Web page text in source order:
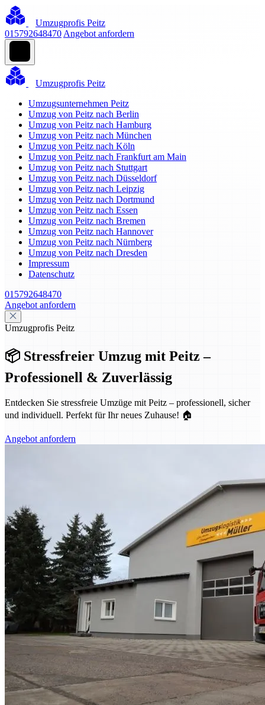
Umzugprofis Peitz
015792648470 Angebot anfordern
Umzugprofis Peitz
Umzugsunternehmen Peitz
Umzug von Peitz nach Berlin
Umzug von Peitz nach Hamburg
Umzug von Peitz nach München
Umzug von Peitz nach Köln
Umzug von Peitz nach Frankfurt am Main
Umzug von Peitz nach Stuttgart
Umzug von Peitz nach Düsseldorf
Umzug von Peitz nach Leipzig
Umzug von Peitz nach Dortmund
Umzug von Peitz nach Essen
Umzug von Peitz nach Bremen
Umzug von Peitz nach Hannover
Umzug von Peitz nach Nürnberg
Umzug von Peitz nach Dresden
Impressum
Datenschutz
015792648470
Angebot anfordern
Umzugprofis Peitz
📦 Stressfreier Umzug mit Peitz –
Professionell & Zuverlässig
Entdecken Sie stressfreie Umzüge mit Peitz – professionell, sicher
und individuell. Perfekt für Ihr neues Zuhause! 🏠
Angebot anfordern